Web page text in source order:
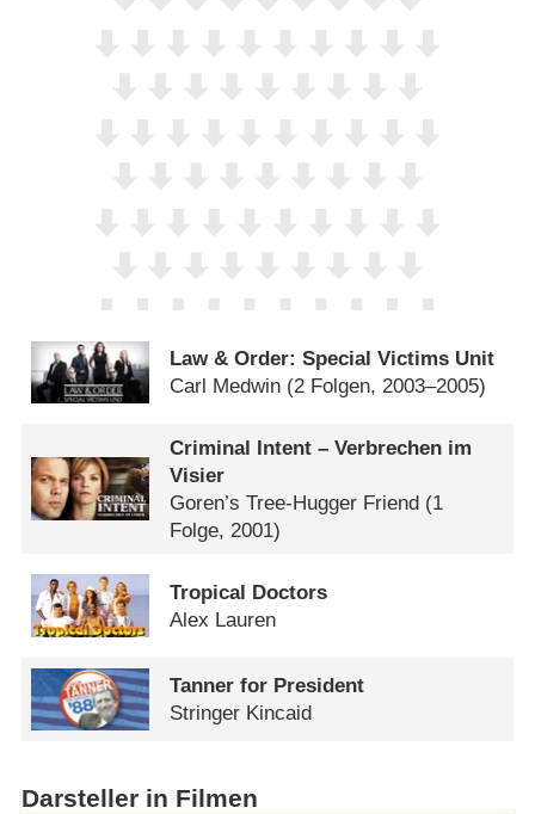
Law & Order: Special Victims Unit
Carl Medwin (2 Folgen, 2003–2005)
Criminal Intent – Verbrechen im
Visier
Goren’s Tree-Hugger Friend (1
Folge, 2001)
Tropical Doctors
Alex Lauren
Tanner for President
Stringer Kincaid
Darsteller in Filmen